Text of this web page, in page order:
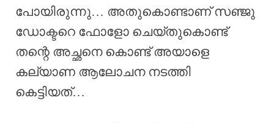
പോയിരുന്നു… അതുകൊണ്ടാണ് സഞ്ജു
ഡോക്ടറെ ഫോളോ ചെയ്തുകൊണ്ട്
തന്റെ അച്ഛനെ കൊണ്ട് അയാളെ
കല്യാണ ആലോചന നടത്തി
കെട്ടിയത്…